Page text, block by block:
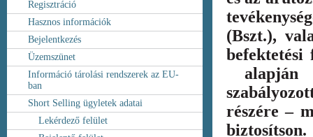
Regisztráció
Hasznos információk
Bejelentkezés
Üzemszünet
Információ tárolási rendszerek az EU-
ban
Short Selling ügyletek adatai
Lekérdező felület
(Bszt.),
alapján
részére –